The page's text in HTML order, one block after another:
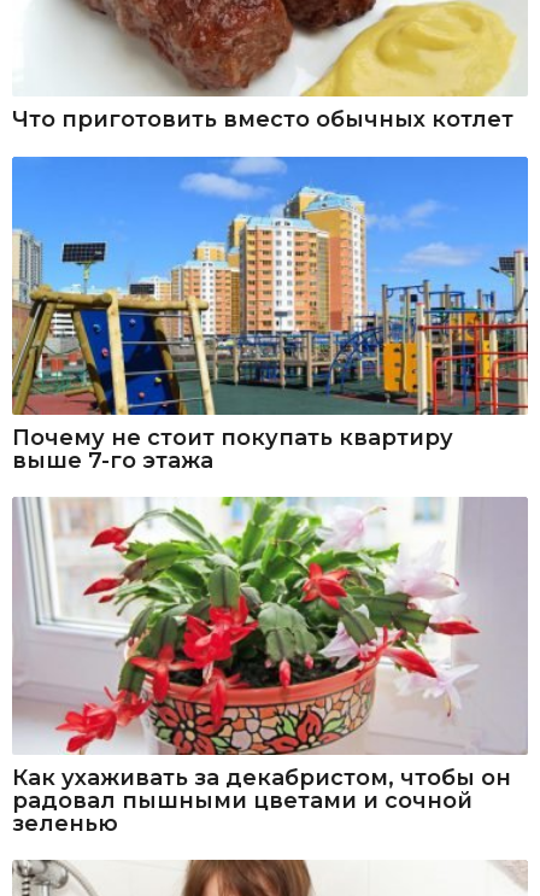
Что приготовить вместо обычных котлет
Почему не стоит покупать квартиру
выше 7-го этажа
Как ухаживать за декабристом, чтобы он
радовал пышными цветами и сочной
зеленью